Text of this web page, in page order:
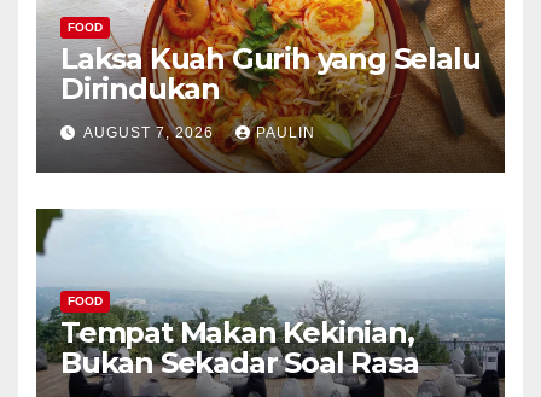
FOOD
Laksa Kuah Gurih yang Selalu
Dirindukan
AUGUST 7, 2026 PAULIN
FOOD
Tempat Makan Kekinian,
Bukan Sekadar Soal Rasa